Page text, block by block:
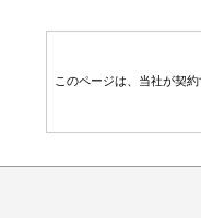
このページは、当社が契約